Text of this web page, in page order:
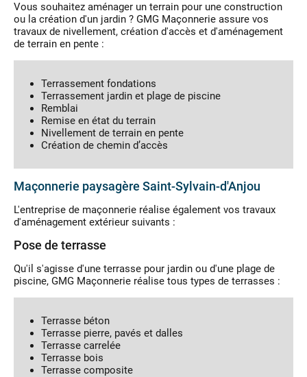
Vous souhaitez aménager un terrain pour une construction
ou la création d'un jardin ? GMG Maçonnerie assure vos
travaux de nivellement, création d'accès et d'aménagement
de terrain en pente :
Terrassement fondations
Terrassement jardin et plage de piscine
Remblai
Remise en état du terrain
Nivellement de terrain en pente
Création de chemin d’accès
Maçonnerie paysagère Saint-Sylvain-d'Anjou
L'entreprise de maçonnerie réalise également vos travaux
d'aménagement extérieur suivants :
Pose de terrasse
Qu'il s'agisse d'une terrasse pour jardin ou d'une plage de
piscine, GMG Maçonnerie réalise tous types de terrasses :
Terrasse béton
Terrasse pierre, pavés et dalles
Terrasse carrelée
Terrasse bois
Terrasse composite